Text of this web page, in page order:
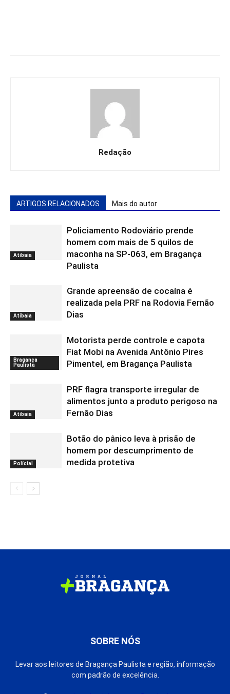
Redação
ARTIGOS RELACIONADOS Mais do autor
Atibaia
Policiamento Rodoviário prende
homem com mais de 5 quilos de
maconha na SP-063, em Bragança
Paulista
Atibaia
Grande apreensão de cocaína é
realizada pela PRF na Rodovia Fernão
Dias
Bragança
Paulista
Motorista perde controle e capota
Fiat Mobi na Avenida Antônio Pires
Pimentel, em Bragança Paulista
Atibaia
PRF flagra transporte irregular de
alimentos junto a produto perigoso na
Fernão Dias
Polícial
Botão do pânico leva à prisão de
homem por descumprimento de
medida protetiva
SOBRE NÓS
Levar aos leitores de Bragança Paulista e região, informação
com padrão de excelência.